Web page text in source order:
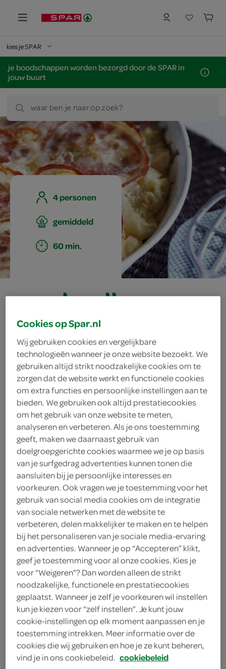
kies je SPAR
je boodschappen worden bezorgd door de SPAR in
jouw buurt
waar ben je naar op zoek?
4 personen
gemiddeld
60 min.
zuurkoollasagne
met pancetta
ingrediënten
100 milliliter kookroom
100 milliliter droge witte wijn
250 gram ontbijtspek
250 gram pancetta
2 laurierblaadjes
4 jeneverbessen
500 gram zuurkool
750 gram kruimige aardappels
65 gram boter
kies je winkel
benodigdheden
Cookies op Spar.nl
Wij gebruiken cookies en vergelijkbare
technologieën wanneer je onze website bezoekt. We
gebruiken altijd strikt noodzakelijke cookies om te
zorgen dat de website werkt en functionele cookies
om extra functies en persoonlijke instellingen aan te
bieden. We gebruiken ook altijd prestatiecookies
om het gebruik van onze website te meten,
analyseren en verbeteren. Als je ons toestemming
geeft, maken we daarnaast gebruik van
doelgroepgerichte cookies waarmee we je op basis
van je surfgedrag advertenties kunnen tonen die
aansluiten bij je persoonlijke interesses en
voorkeuren. Ook vragen we je toestemming voor het
gebruik van social media cookies om de integratie
van sociale netwerken met de website te
verbeteren, delen makkelijker te maken en te helpen
bij het personaliseren van je sociale media-ervaring
en advertenties. Wanneer je op “Accepteren” klikt,
geef je toestemming voor al onze cookies. Kies je
voor “Weigeren”? Dan worden alleen de strikt
noodzakelijke, functionele en prestatiecookies
geplaatst. Wanneer je zelf je voorkeuren wil instellen
kun je kiezen voor “zelf instellen”. Je kunt jouw
cookie-instellingen op elk moment aanpassen en je
toestemming intrekken. Meer informatie over de
cookies die wij gebruiken en hoe je ze kunt beheren,
vind je in ons cookiebeleid. cookiebeleid